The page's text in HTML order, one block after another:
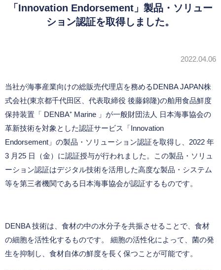
「Innovation Endorsement」製品・ソリュー
ション認証を取得しました。
2022.04.06
当社が海事産業向けの総販売代理店を務めるDENBA JAPAN株
式会社(東京都千代田区、代表取締役 後藤錦隆)の舶用食品鮮度
保持装置「 DENBA⁺ Marine 」が⼀般財団法⼈ 日本海事協会の
革新技術を対象とした認証サービス「Innovation
Endorsement 」の製品・ソリューション認証を取得し、 2022 年
3 月 25 日（金）に認証授与が行われました。この製品・ソリュ
ーション認証はデジタル技術を活⽤した⾼度な製品・システム
等を第三者機関である日本海事協会が認証するものです。
DENBA 技術は、食材の中の水分子を共振させることで、食材
の細胞を活性化するものです。 細胞の活性化によって、菌の発
生を抑制し、食材自体の鮮度を長く保つことが可能です。